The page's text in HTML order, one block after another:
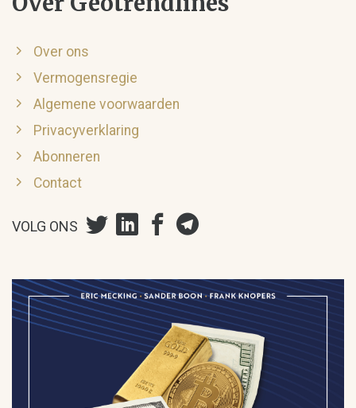
Over ons
Vermogensregie
Algemene voorwaarden
Privacyverklaring
Abonneren
Contact
VOLG ONS